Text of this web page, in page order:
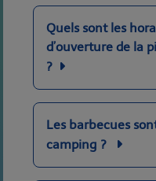
Quels sont les
d’ouverture de la
?
Les barbecues
camping ?